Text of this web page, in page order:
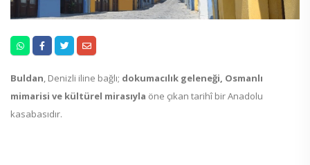
Buldan, Denizli iline bağlı; dokumacılık geleneği, Osmanlı
mimarisi ve kültürel mirasıyla öne çıkan tarihî bir Anadolu
kasabasıdır.